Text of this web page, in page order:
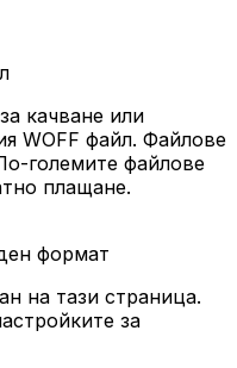
качване или
WOFF файл. Файлове
големите файлове
плащане.
формат
на тази страница.
за